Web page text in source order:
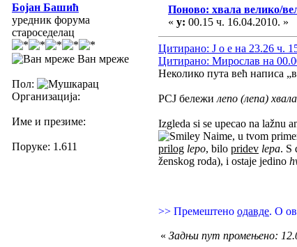
Бојан Башић
уредник форума
староседелац
Ван мреже
Пол:
Организација:
Име и презиме:
Поруке: 1.611
Поново: хвала велико/
« у: 00.15 ч. 16.04.2010. »
Цитирано: J o e на 23.26 ч.
Цитирано: Мирослав на
Неколико пута већ написа
РСЈ бележи лепо (лепа)
Izgleda si se upecao na lažnu
Naime, u tvom
prilog lepo, bilo pridev lepa. S
ženskog roda), i ostaje jedino
>> Премештено одавде. О
« Задњи пут промењено: